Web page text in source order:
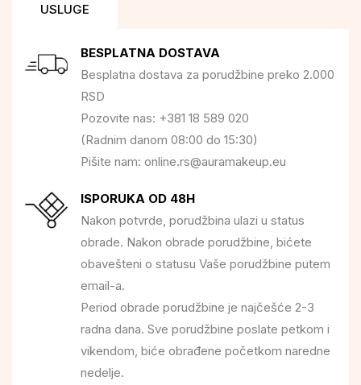
USLUGE
BESPLATNA DOSTAVA
Besplatna dostava za porudžbine preko 2.000
RSD
Pozovite nas: +381 18 589 020
(Radnim danom 08:00 do 15:30)
Pišite nam: online.rs@auramakeup.eu
ISPORUKA OD 48H
Nakon potvrde, porudžbina ulazi u status
obrade. Nakon obrade porudžbine, bićete
obavešteni o statusu Vaše porudžbine putem
email-a.
Period obrade porudžbine je najčešće 2-3
radna dana. Sve porudžbine poslate petkom i
vikendom, biće obrađene početkom naredne
nedelje.